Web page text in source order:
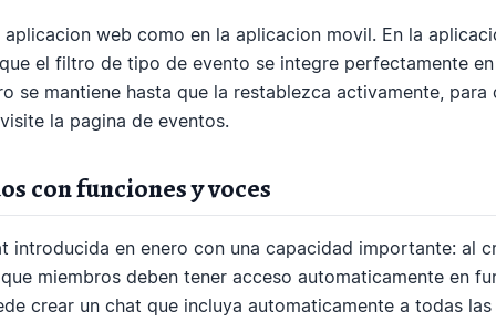
web como en la aplicacion movil. En la
el filtro de tipo de evento se integre perfectamente
se mantiene hasta que la restablezca activamente, para
la pagina de eventos.
con funciones y voces
introducida en enero con una capacidad importante: al
miembros deben tener acceso automaticamente en
crear un chat que incluya automaticamente a todas